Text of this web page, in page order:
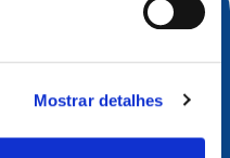
Mostrar detalhes